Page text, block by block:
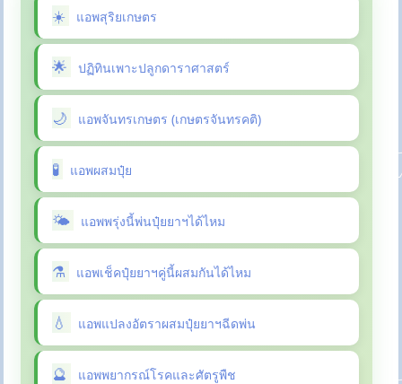
แอพสุริยเกษตร
ปฏิทินเพาะปลูกดาราศาสตร์
แอพจันทรเกษตร (เกษตรจันทรคติ)
แอพผสมปุ๋ย
แอพพรุ่งนี้พ่นปุ๋ยยาฯได้ไหม
แอพเช็คปุ๋ยยาฯคู่นี้ผสมกันได้ไหม
แอพแปลงอัตราผสมปุ๋ยยาฯฉีดพ่น
แอพพยากรณ์โรคและศัตรูพืช